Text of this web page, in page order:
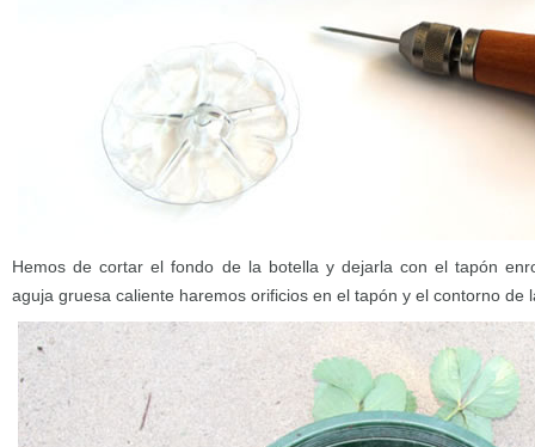
Hemos de cortar el fondo de la botella y dejarla con el tapón
aguja gruesa caliente haremos orificios en el tapón y el contorno de